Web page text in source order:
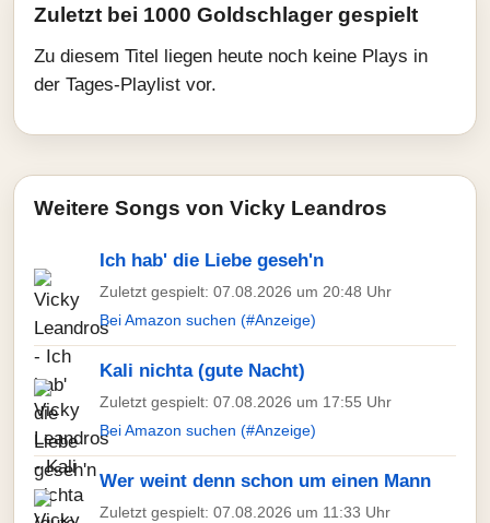
Zuletzt bei 1000 Goldschlager gespielt
Zu diesem Titel liegen heute noch keine Plays in
der Tages-Playlist vor.
Weitere Songs von Vicky Leandros
Ich hab' die Liebe geseh'n
Zuletzt gespielt: 07.08.2026 um 20:48 Uhr
Bei Amazon suchen (#Anzeige)
Kali nichta (gute Nacht)
Zuletzt gespielt: 07.08.2026 um 17:55 Uhr
Bei Amazon suchen (#Anzeige)
Wer weint denn schon um einen Mann
Zuletzt gespielt: 07.08.2026 um 11:33 Uhr